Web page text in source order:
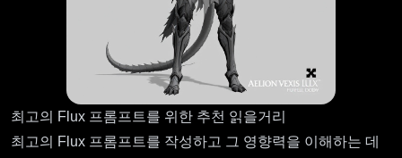
최고의 Flux 프롬프트를 위한 추천 읽을거리
최고의 Flux 프롬프트를 작성하고 그 영향력을 이해하는 데